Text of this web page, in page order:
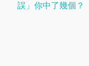
誤」你中了幾個？